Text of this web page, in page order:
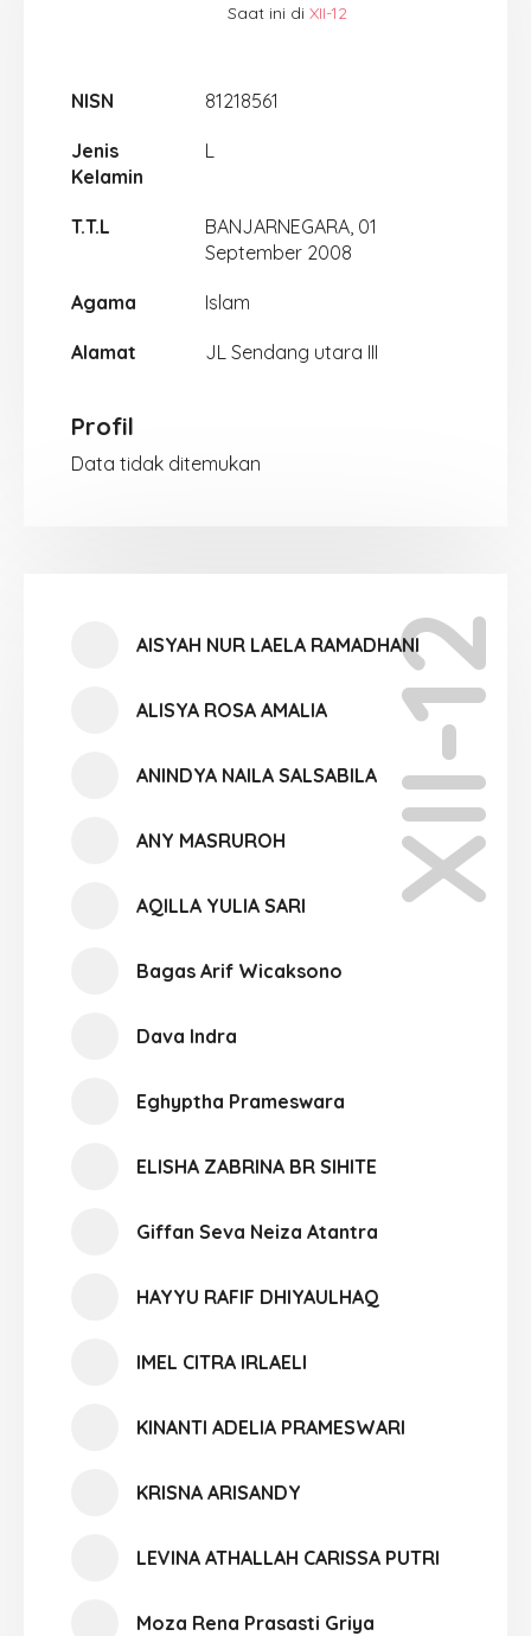
Saat ini di XII-12
NISN 81218561
Jenis
Kelamin
L
T.T.L
BANJARNEGARA, 01
September 2008
Agama Islam
Alamat JL Sendang utara III
Profil
Data tidak ditemukan
XII-12
AISYAH NUR LAELA RAMADHANI
ALISYA ROSA AMALIA
ANINDYA NAILA SALSABILA
ANY MASRUROH
AQILLA YULIA SARI
Bagas Arif Wicaksono
Dava Indra
Eghyptha Prameswara
ELISHA ZABRINA BR SIHITE
Giffan Seva Neiza Atantra
HAYYU RAFIF DHIYAULHAQ
IMEL CITRA IRLAELI
KINANTI ADELIA PRAMESWARI
KRISNA ARISANDY
LEVINA ATHALLAH CARISSA PUTRI
Moza Rena Prasasti Griya